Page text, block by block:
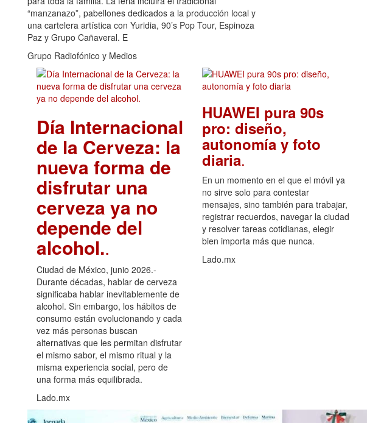
“manzanazo”, pabellones dedicados a la producción local y
una cartelera artística con Yuridia, 90’s Pop Tour, Espinoza
Paz y Grupo Cañaveral. E
Grupo Radiofónico y Medios
Día Internacional
de la Cerveza: la
nueva forma de
disfrutar una
cerveza ya no
depende del
alcohol..
Ciudad de México, junio 2026.-
Durante décadas, hablar de cerveza
significaba hablar inevitablemente de
alcohol. Sin embargo, los hábitos de
consumo están evolucionando y cada
vez más personas buscan
alternativas que les permitan disfrutar
el mismo sabor, el mismo ritual y la
misma experiencia social, pero de
una forma más equilibrada.
Lado.mx
HUAWEI pura 90s
pro: diseño,
autonomía y foto
diaria.
En un momento en el que el móvil ya
no sirve solo para contestar
mensajes, sino también para trabajar,
registrar recuerdos, navegar la ciudad
y resolver tareas cotidianas, elegir
bien importa más que nunca.
Lado.mx